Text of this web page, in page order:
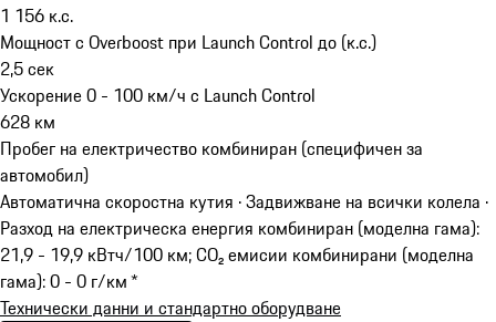
1 156 к.с.
Мощност с Overboost при Launch Control до (к.с.)
2,5сек
Ускорение 0 - 100 км/ч с Launch Control
628 км
Пробег на електричество комбиниран (специфичен за
автомобил)
Автоматична скоростна кутия · Задвижване на всички колела ·
Разход на електрическа енергия комбиниран (моделна гама):
21,9 - 19,9 кВтч/100 км; CO₂ емисии комбинирани (моделна
гама): 0 - 0 г/км *
Технически данни и стандартно оборудване